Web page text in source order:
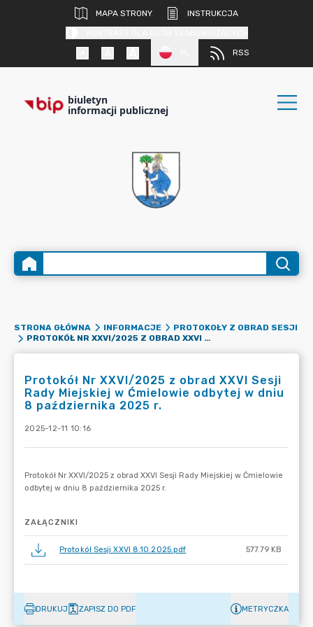
MAPA STRONY
INSTRUKCJA
RSS
biuletyn
informacji publicznej
STRONA GŁÓWNA INFORMACJE
PROTOKOŁY Z OBRAD SESJI
PROTOKÓŁ NR XXVI/2025 Z OBRAD XXVI SESJI RADY MIEJSKIEJ W ĆMIELOWIE ODBYTEJ W DNIU 8 PAŹDZIERNIKA 2025 R.
Protokół Nr XXVI/2025 z obrad XXVI Sesji
Rady Miejskiej w Ćmielowie odbytej w dniu
8 października 2025 r.
2025-12-11 10:16
ZAŁĄCZNIKI
Protokół Sesji XXVI 8.10.2025.pdf 577.79 KB
DRUKUJ ZAPISZ DO PDF METRYCZKA